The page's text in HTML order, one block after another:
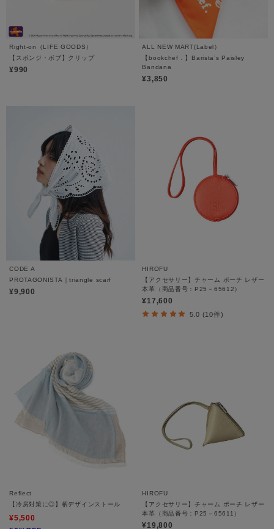
Right-on（LIFE GOODS）
【スポンジ・ボブ】クリップ
¥990
ALL NEW MART(Label）
【bookchef．】Barista’s Paisley
Bandana
¥3,850
CODE A
PROTAGONISTA｜triangle scarf
¥9,900
HIROFU
【アクセサリー】チャーム ポーチ レザー
本革（商品番号：P25－65612）
¥17,600
5.0 (10件)
Reflect
【冷房対策に◎】柄デザインストール
¥5,500
HIROFU
【アクセサリー】チャーム ポーチ レザー
本革（商品番号：P25－65611）
¥19,800